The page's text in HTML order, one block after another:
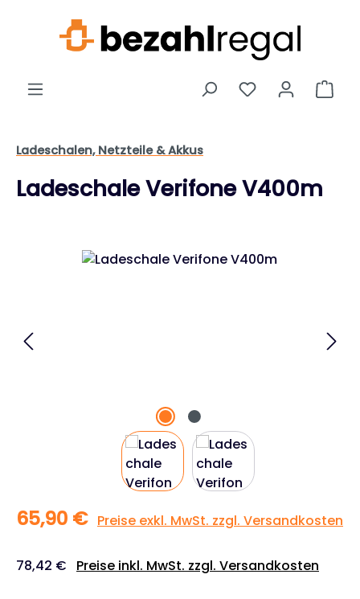
Zum Hauptinhalt springen
Ladeschalen, Netzteile & Akkus
Ladeschale Verifone V400m
Bildergalerie überspringen
65,90 € Preise exkl. MwSt. zzgl. Versandkosten
78,42 € Preise inkl. MwSt. zzgl. Versandkosten